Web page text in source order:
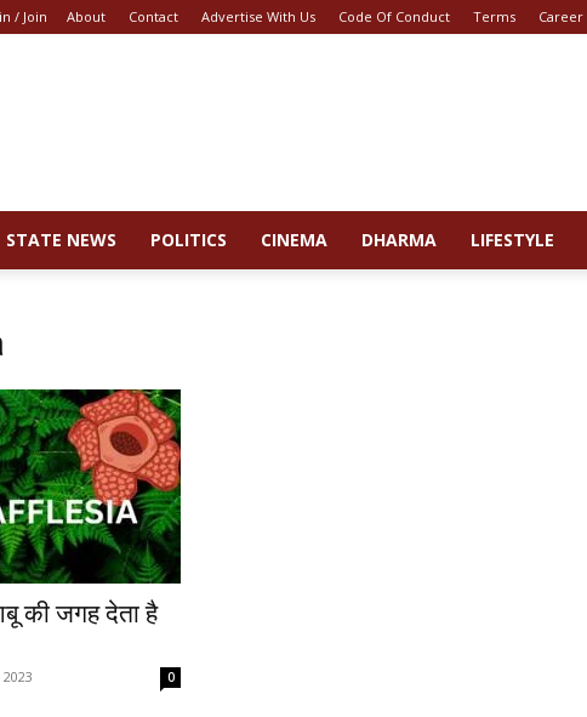
/ Join About Contact Advertise With Us Code Of Conduct Terms Career
STATE NEWS POLITICS CINEMA DHARMA LIFESTYLE
की जगह देता है
0